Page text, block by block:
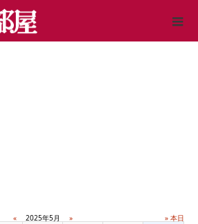
« 2025年5月 »
» 本日